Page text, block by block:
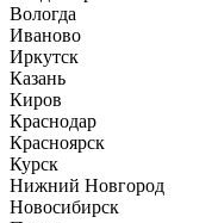
Вологда
Иваново
Иркутск
Казань
Киров
Краснодар
Красноярск
Курск
Нижний Новгород
Новосибирск